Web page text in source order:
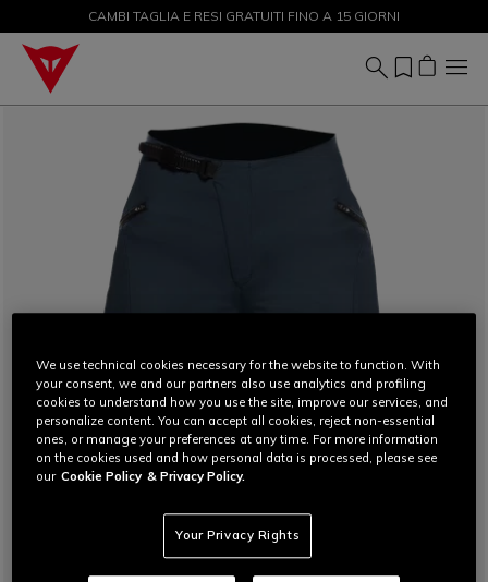
SALDI FINO AL 50% - ACQUISTA ORA
CAMBI TAGLIA E RESI GRATUITI FINO A 15 GIORNI
We use technical cookies necessary for the website to function. With
your consent, we and our partners also use analytics and profiling
cookies to understand how you use the site, improve our services, and
personalize content. You can accept all cookies, reject non-essential
ones, or manage your preferences at any time. For more information
on the cookies used and how personal data is processed, please see
our Cookie Policy & Privacy Policy.
Your Privacy Rights